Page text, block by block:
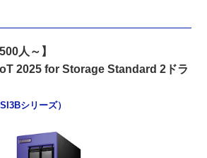
人～】
2025 for Storage Standard 2ドラ
シリーズ）